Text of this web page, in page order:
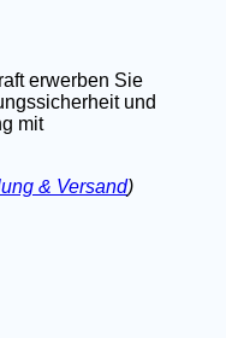
erwerben Sie
und
mit
& Versand)